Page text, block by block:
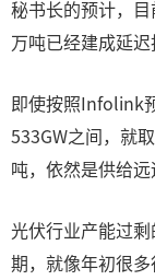
秘书长的预计，
万吨已经建成延迟
即使按照Infolink
533GW之间，就
吨，依然是供给远
光伏行业产能过
期，就像年初很